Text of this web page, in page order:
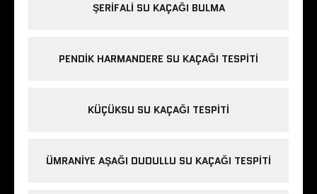
ŞERIFALI SU KAÇAĞI BULMA
PENDIK HARMANDERE SU KAÇAĞI TESPITI
KÜÇÜKSU SU KAÇAĞI TESPITI
ÜMRANIYE AŞAĞI DUDULLU SU KAÇAĞI TESPITI